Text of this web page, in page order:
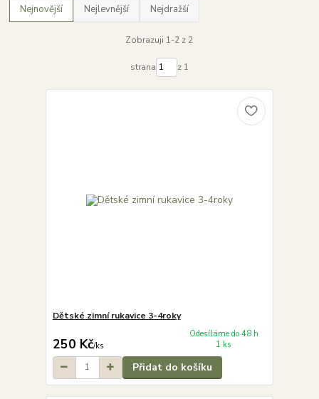
Nejnovější Nejlevnější Nejdražší
Zobrazuji 1-2 z 2
strana z 1
Dětské zimní rukavice 3-4roky
250 Kč/ks
Odesíláme do 48 h
1 ks
Přidat do košíku